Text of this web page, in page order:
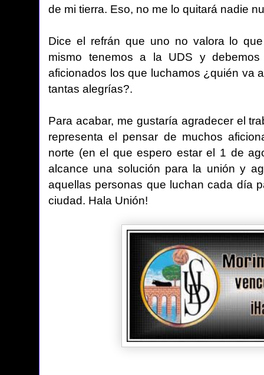
de mi tierra. Eso, no me lo quitará nadie
Dice el refrán que uno no valora lo
mismo tenemos a la UDS y
aficionados los que luchamos ¿quién va
tantas alegrías?.
Para acabar, me gustaría agradecer el
representa el pensar de muchos
norte (en el que espero estar el 1 de
alcance una solución para la unión y
aquellas personas que luchan cada día
ciudad. Hala Unión!